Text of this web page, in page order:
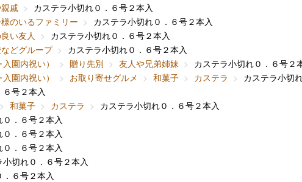
戚
カステラ小切れ０．６号２本入
のいるファミリー
カステラ小切れ０．６号２本入
い友人
カステラ小切れ０．６号２本入
どグループ
カステラ小切れ０．６号２本入
園内祝い） 贈り先別 友人や兄弟姉妹
カステラ小切れ０．６号２
園内祝い） お取り寄せグルメ 和菓子 カステラ
カステラ小切
号２本入
和菓子 カステラ
カステラ小切れ０．６号２本入
．６号２本入
．６号２本入
．６号２本入
小切れ０．６号２本入
６号２本入